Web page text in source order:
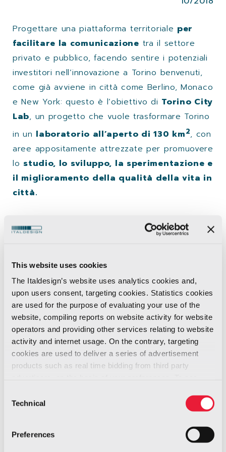
This website uses cookies
The Italdesign’s website uses analytics cookies and,
upon users consent, targeting cookies. Statistics cookies
are used for the purpose of evaluating your use of the
website, compiling reports on website activity for website
operators and providing other services relating to website
activity and internet usage. On the contrary, targeting
cookies are used to deliver a series of advertisement
products such as real time bidding from third party
Selection
Technical
Preferences
Progettare una piattaforma territoriale per
facilitare la comunicazione tra il settore
privato e pubblico, facendo sentire i potenziali
investitori nell’innovazione a Torino benvenuti,
come già avviene in città come Berlino, Monaco
e New York: questo è l’obiettivo di Torino City
Lab, un progetto che vuole trasformare Torino
in un laboratorio all’aperto di 130 km2, con
aree appositamente attrezzate per promuovere
lo studio, lo sviluppo, la sperimentazione e
il miglioramento della qualità della vita in
città.
Questo ha portato alla cerimonia odierna, alla
presenza del
Sindaco di Torino Chiara
Smart City Paola Pisano
dato il via al progetto, un secondo step di
sviluppo di Torino Living Lab, creato per
promuovere, sviluppare e sperimentare nuove
soluzioni innovative in un contesto reale. Ora,
Torino City Lab vuole trasformare Torino in un
Living Lab permanente coinvolgendo alcuni dei
nomi più importanti del settore con sede sul
“Crediamo fermamente che la creazione di un
imprese sia una condizione indispensabile per